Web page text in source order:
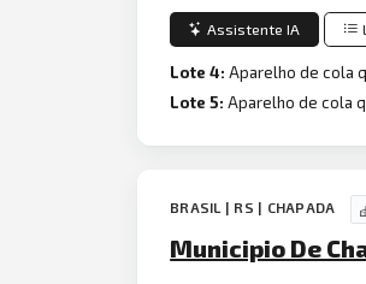
Assistente IA
Lote 4:Aparelho de cola
Lote 5:Aparelho de cola
BRASIL | RS | CHAPADA
Municipio De